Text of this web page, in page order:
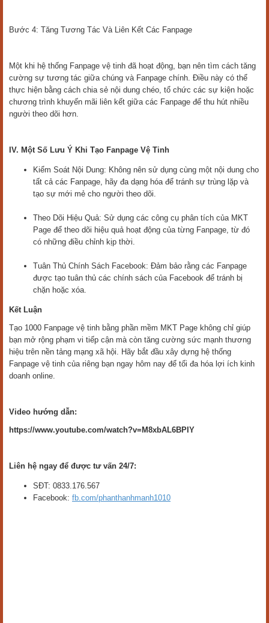
Bước 4: Tăng Tương Tác Và Liên Kết Các Fanpage
Một khi hệ thống Fanpage vệ tinh đã hoạt động, bạn nên tìm cách tăng
cường sự tương tác giữa chúng và Fanpage chính. Điều này có thể
thực hiện bằng cách chia sẻ nội dung chéo, tổ chức các sự kiện hoặc
chương trình khuyến mãi liên kết giữa các Fanpage để thu hút nhiều
người theo dõi hơn.
IV. Một Số Lưu Ý Khi Tạo Fanpage Vệ Tinh
Kiểm Soát Nội Dung: Không nên sử dụng cùng một nội dung cho
tất cả các Fanpage, hãy đa dạng hóa để tránh sự trùng lặp và
tạo sự mới mẻ cho người theo dõi.
Theo Dõi Hiệu Quả: Sử dụng các công cụ phân tích của MKT
Page để theo dõi hiệu quả hoạt động của từng Fanpage, từ đó
có những điều chỉnh kịp thời.
Tuân Thủ Chính Sách Facebook: Đảm bảo rằng các Fanpage
được tạo tuân thủ các chính sách của Facebook để tránh bị
chặn hoặc xóa.
Kết Luận
Tạo 1000 Fanpage vệ tinh bằng phần mềm MKT Page không chỉ giúp
bạn mở rộng phạm vi tiếp cận mà còn tăng cường sức mạnh thương
hiệu trên nền tảng mạng xã hội. Hãy bắt đầu xây dựng hệ thống
Fanpage vệ tinh của riêng bạn ngay hôm nay để tối đa hóa lợi ích kinh
doanh online.
Video hướng dẫn:
https://www.youtube.com/watch?v=M8xbAL6BPIY
Liên hệ ngay để được tư vấn 24/7:
SĐT: 0833.176.567
Facebook: fb.com/phanthanhmanh1010